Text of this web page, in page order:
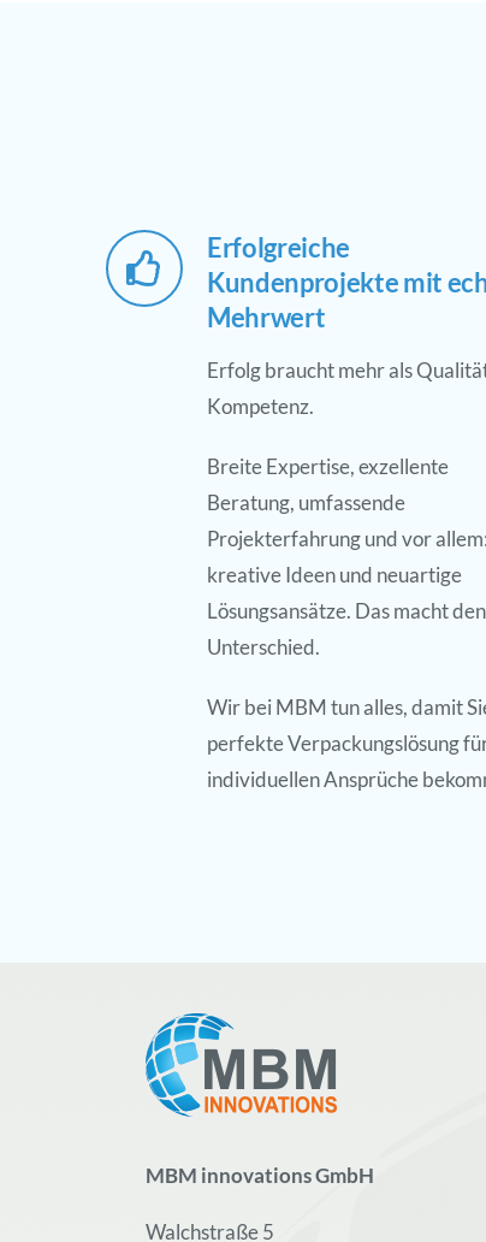
Erfolgreiche
Kundenprojekte mit
Mehrwert
Erfolg braucht mehr als
Kompetenz.
Breite Expertise, exzellente
Beratung, umfassende
Projekterfahrung und vor allem:
kreative Ideen und neuartige
Lösungsansätze. Das macht den
Unterschied.
Wir bei MBM tun alles, damit
perfekte Verpackungslösung
individuellen Ansprüche
MBM innovations GmbH
Walchstraße 5